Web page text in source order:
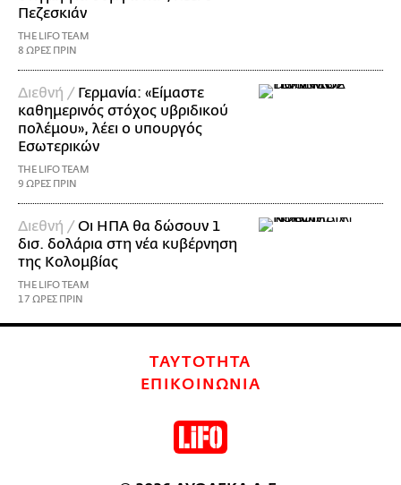
Πεζεσκιάν
THE LIFO TEAM
8 ΩΡΕΣ ΠΡΙΝ
Διεθνή / Γερμανία: «Είμαστε
καθημερινός στόχος υβριδικού
πολέμου», λέει ο υπουργός
Εσωτερικών
THE LIFO TEAM
9 ΩΡΕΣ ΠΡΙΝ
Διεθνή /Οι ΗΠΑ θα δώσουν 1
δισ. δολάρια στη νέα κυβέρνηση
της Κολομβίας
THE LIFO TEAM
17 ΩΡΕΣ ΠΡΙΝ
ΤΑΥΤΟΤΗΤΑ
ΕΠΙΚΟΙΝΩΝΙΑ